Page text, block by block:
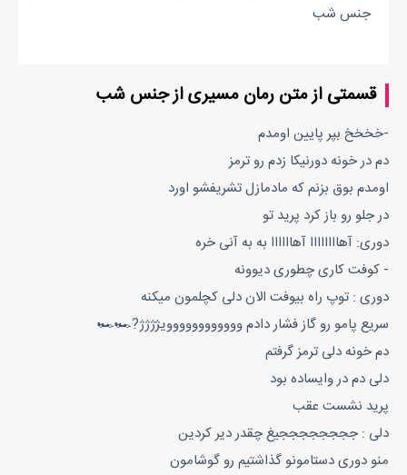
جنس شب
قسمتی از متن رمان مسیری از جنس شب
-خخخخ بپر پایین اومدم
دم در خونه دورنیکا زدم رو ترمز
اومدم بوق بزنم که مادمازل تشریفشو اورد
در جلو رو باز کرد پرید تو
دوری: آهاااااااا آهاااااا به به آنی خره
- کوفت کاری چطوری دیوونه
دوری : توپ راه بیوفت الان دلی کچلمون میکنه
سریع پامو رو گاز فشار دادم وووووووووووویژژژژ?🏎🏎
دم خونه دلی ترمز گرفتم
دلی دم در وایساده بود
پرید نشست عقب
دلی : ججججججججیغ چقدر دیر کردین
منو دوری دستامونو گذاشتیم رو گوشامون